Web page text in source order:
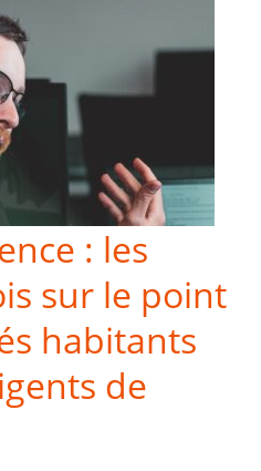
: les
sur le point
habitants
de